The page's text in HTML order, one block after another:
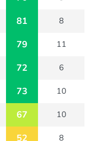
81 8
79 11
72 6
73 10
67 10
52 8